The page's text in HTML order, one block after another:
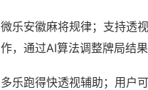
微乐安徽麻将规律；支持透
作，通过AI算法调整牌局结果
多乐跑得快透视辅助；用户